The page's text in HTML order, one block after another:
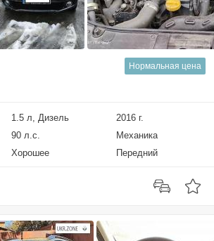
Нормальная цена
1.5 л, Дизель
2016 г.
90 л.с.
Механика
Хорошее Передний